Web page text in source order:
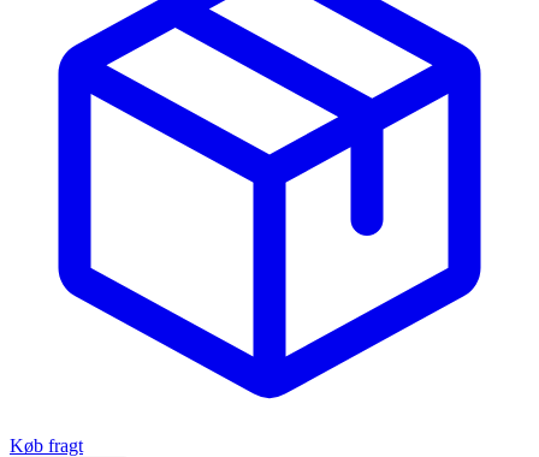
Køb fragt